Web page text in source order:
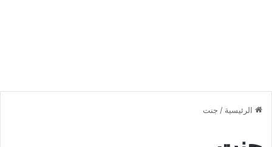
الرئيسية / جنت